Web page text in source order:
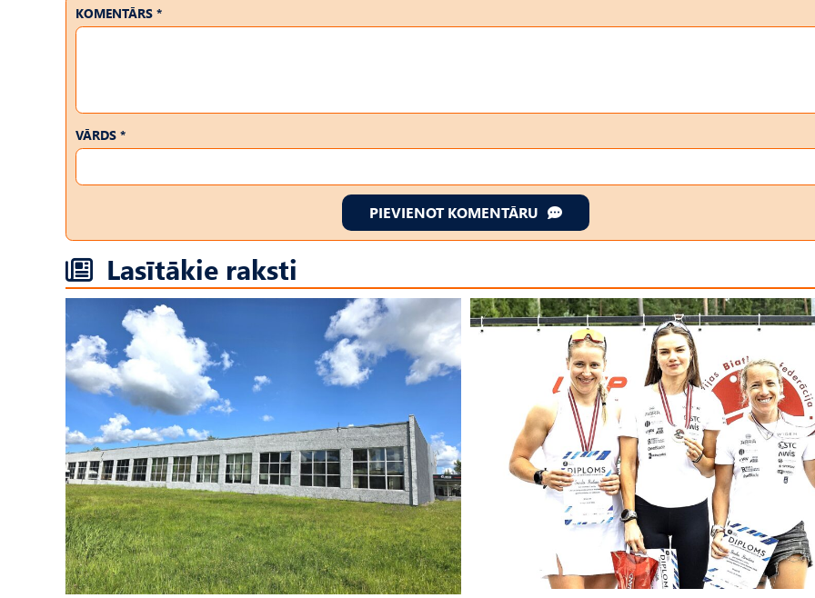
KOMENTĀRS *
VĀRDS *
PIEVIENOT KOMENTĀRU
Lasītākie raksti